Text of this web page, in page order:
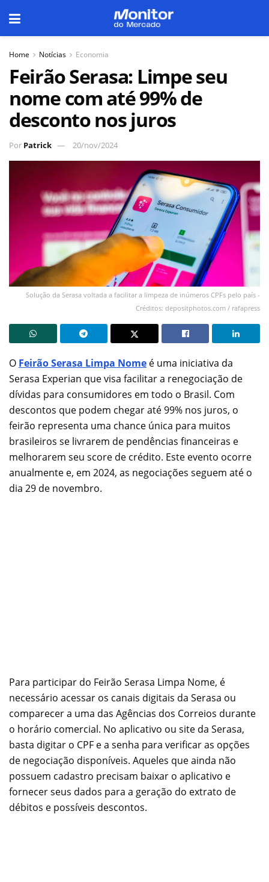
Home Notícias Economia
Feirão Serasa: Limpe seu
nome com até 99% de
desconto nos juros
Por Patrick 20/nov/2024
Solução da Serasa voltada a facilitar a limpeza de inúmeros CPFs pelo país -
Créditos: depositphotos.com / rafapress
O Feirão Serasa Limpa Nome é uma iniciativa da
Serasa Experian que visa facilitar a renegociação de
dívidas para consumidores em todo o Brasil. Com
descontos que podem chegar até 99% nos juros, o
feirão representa uma chance única para muitos
brasileiros se livrarem de pendências financeiras e
melhorarem seu score de crédito. Este evento ocorre
anualmente e, em 2024, as negociações seguem até o
dia 29 de novembro.
Para participar do Feirão Serasa Limpa Nome, é
necessário acessar os canais digitais da Serasa ou
comparecer a uma das Agências dos Correios durante
o horário comercial. No aplicativo ou site da Serasa,
basta digitar o CPF e a senha para verificar as opções
de negociação disponíveis. Aqueles que ainda não
possuem cadastro precisam baixar o aplicativo e
fornecer seus dados para a geração do extrato de
débitos e possíveis descontos.